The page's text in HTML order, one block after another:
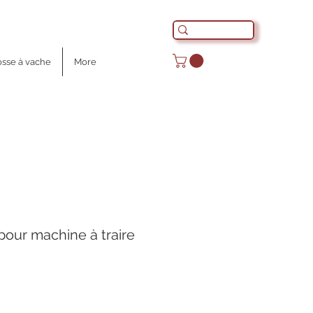
à vache More
machine à traire